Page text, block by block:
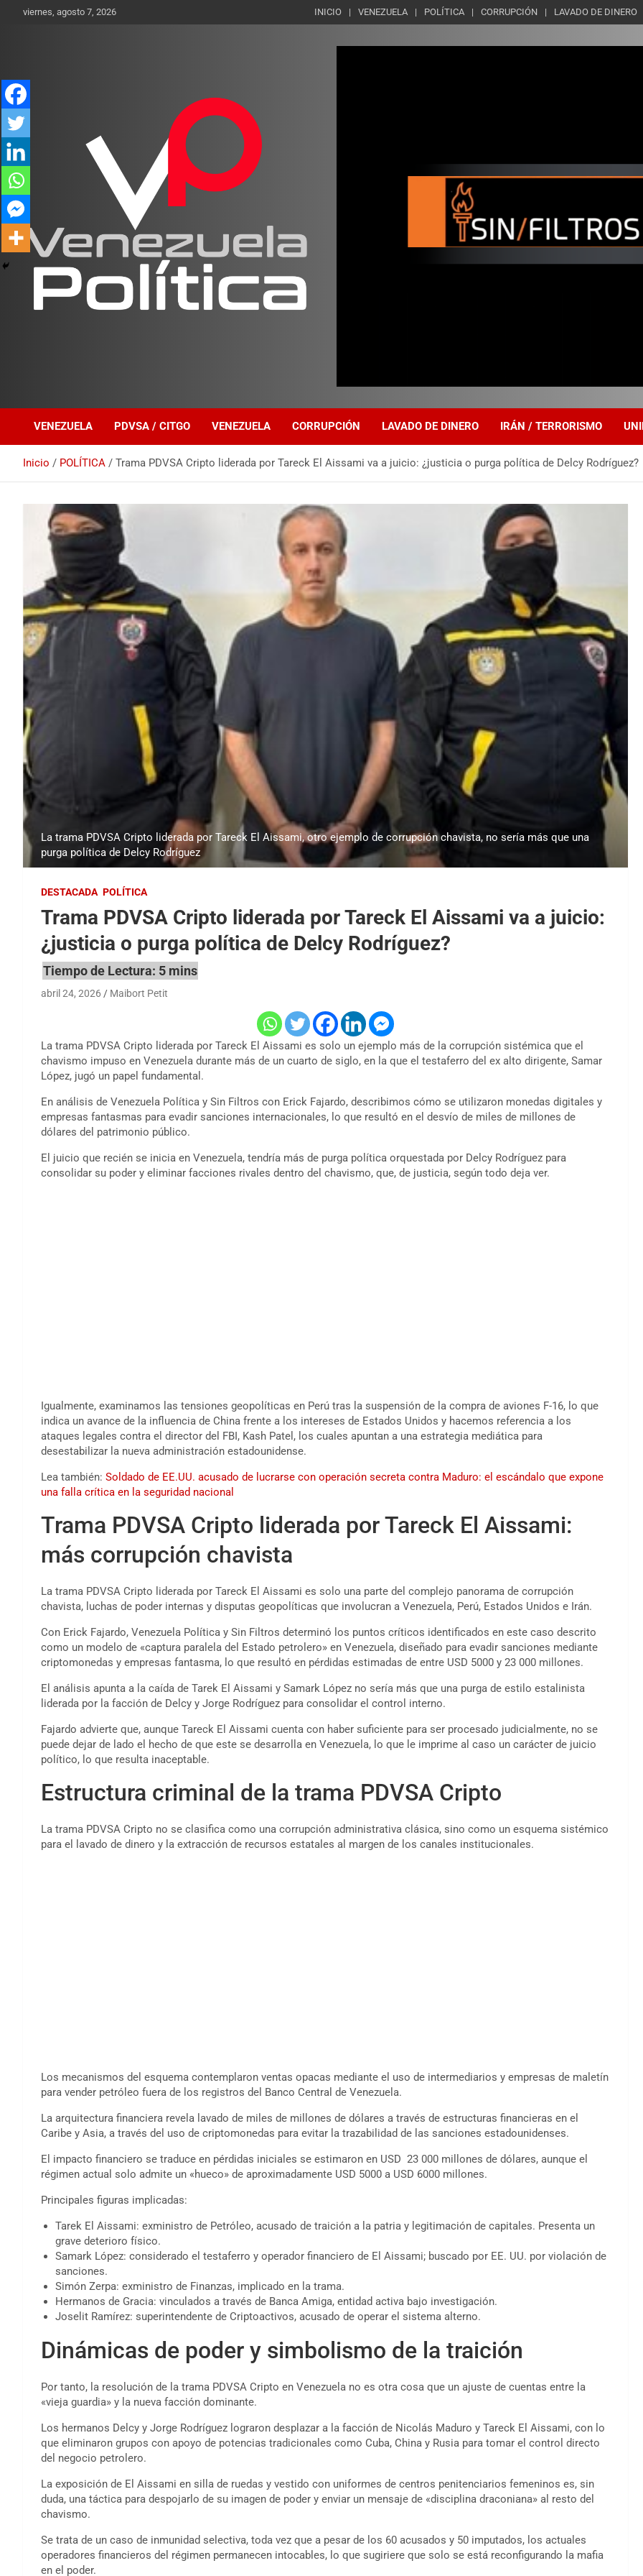
viernes, agosto 7, 2026 INICIO VENEZUELA POLÍTICA CORRUPCIÓN LAVADO DE DINERO
VENEZUELA PDVSA / CITGO VENEZUELA CORRUPCIÓN LAVADO DE DINERO IRÁN / TERRORISMO
Inicio POLÍTICA Trama PDVSA Cripto liderada por Tareck El Aissami va a juicio: ¿justicia o purga política de Delcy Rodríguez?
La trama PDVSA Cripto liderada por Tareck El Aissami, otro ejemplo de corrupción chavista, no sería más que una
purga política de Delcy Rodríguez
DESTACADA POLÍTICA
Trama PDVSA Cripto liderada por Tareck El Aissami va a juicio:
¿justicia o purga política de Delcy Rodríguez?
abril 24, 2026 Maibort Petit
La trama PDVSA Cripto liderada por Tareck El Aissami es solo un ejemplo más de la corrupción sistémica que el
chavismo impuso en Venezuela durante más de un cuarto de siglo, en la que el testaferro del ex alto dirigente, Samar
López, jugó un papel fundamental.
En análisis de Venezuela Política y Sin Filtros con Erick Fajardo, describimos cómo se utilizaron monedas digitales y
empresas fantasmas para evadir sanciones internacionales, lo que resultó en el desvío de miles de millones de
dólares del patrimonio público.
El juicio que recién se inicia en Venezuela, tendría más de purga política orquestada por Delcy Rodríguez para
consolidar su poder y eliminar facciones rivales dentro del chavismo, que, de justicia, según todo deja ver.
Igualmente, examinamos las tensiones geopolíticas en Perú tras la suspensión de la compra de aviones F-16, lo que
indica un avance de la influencia de China frente a los intereses de Estados Unidos y hacemos referencia a los
ataques legales contra el director del FBI, Kash Patel, los cuales apuntan a una estrategia mediática para
desestabilizar la nueva administración estadounidense.
Lea también: Soldado de EE.UU. acusado de lucrarse con operación secreta contra Maduro: el escándalo que expone
una falla crítica en la seguridad nacional
Trama PDVSA Cripto liderada por Tareck El Aissami:
más corrupción chavista
La trama PDVSA Cripto liderada por Tareck El Aissami es solo una parte del complejo panorama de corrupción
chavista, luchas de poder internas y disputas geopolíticas que involucran a Venezuela, Perú, Estados Unidos e Irán.
Con Erick Fajardo, Venezuela Política y Sin Filtros determinó los puntos críticos identificados en este caso descrito
como un modelo de «captura paralela del Estado petrolero» en Venezuela, diseñado para evadir sanciones mediante
criptomonedas y empresas fantasma, lo que resultó en pérdidas estimadas de entre USD 5000 y 23 000 millones.
El análisis apunta a la caída de Tarek El Aissami y Samark López no sería más que una purga de estilo estalinista
liderada por la facción de Delcy y Jorge Rodríguez para consolidar el control interno.
Fajardo advierte que, aunque Tareck El Aissami cuenta con haber suficiente para ser procesado judicialmente, no se
puede dejar de lado el hecho de que este se desarrolla en Venezuela, lo que le imprime al caso un carácter de juicio
político, lo que resulta inaceptable.
Estructura criminal de la trama PDVSA Cripto
La trama PDVSA Cripto no se clasifica como una corrupción administrativa clásica, sino como un esquema sistémico
para el lavado de dinero y la extracción de recursos estatales al margen de los canales institucionales.
Los mecanismos del esquema contemplaron ventas opacas mediante el uso de intermediarios y empresas de maletín
para vender petróleo fuera de los registros del Banco Central de Venezuela.
La arquitectura financiera revela lavado de miles de millones de dólares a través de estructuras financieras en el
Caribe y Asia, a través del uso de criptomonedas para evitar la trazabilidad de las sanciones estadounidenses.
El impacto financiero se traduce en pérdidas iniciales se estimaron en USD 23 000 millones de dólares, aunque el
régimen actual solo admite un «hueco» de aproximadamente USD 5000 a USD 6000 millones.
Principales figuras implicadas:
Tarek El Aissami: exministro de Petróleo, acusado de traición a la patria y legitimación de capitales. Presenta un
grave deterioro físico.
Samark López: considerado el testaferro y operador financiero de El Aissami; buscado por EE. UU. por violación de
sanciones.
Simón Zerpa: exministro de Finanzas, implicado en la trama.
Hermanos de Gracia: vinculados a través de Banca Amiga, entidad activa bajo investigación.
Joselit Ramírez: superintendente de Criptoactivos, acusado de operar el sistema alterno.
Dinámicas de poder y simbolismo de la traición
Por tanto, la resolución de la trama PDVSA Cripto en Venezuela no es otra cosa que un ajuste de cuentas entre la
«vieja guardia» y la nueva facción dominante.
Los hermanos Delcy y Jorge Rodríguez lograron desplazar a la facción de Nicolás Maduro y Tareck El Aissami, con lo
que eliminaron grupos con apoyo de potencias tradicionales como Cuba, China y Rusia para tomar el control directo
del negocio petrolero.
La exposición de El Aissami en silla de ruedas y vestido con uniformes de centros penitenciarios femeninos es, sin
duda, una táctica para despojarlo de su imagen de poder y enviar un mensaje de «disciplina draconiana» al resto del
chavismo.
Se trata de un caso de inmunidad selectiva, toda vez que a pesar de los 60 acusados y 50 imputados, los actuales
operadores financieros del régimen permanecen intocables, lo que sugiriere que solo se está reconfigurando la mafia
en el poder.